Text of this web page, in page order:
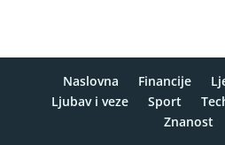
Naslovna Financije
Ljubav i veze
Sport
Znanost